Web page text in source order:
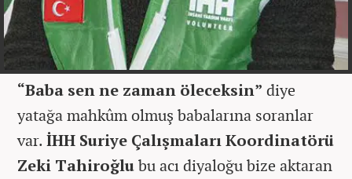
“Baba sen ne zaman öleceksin” diye
yatağa mahkûm olmuş babalarına soranlar
var.İHH Suriye Çalışmaları Koordinatörü
Zeki Tahiroğlubu acı diyaloğu bize aktaran